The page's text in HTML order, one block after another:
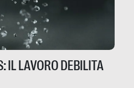
IL LAVORO DEBILITA